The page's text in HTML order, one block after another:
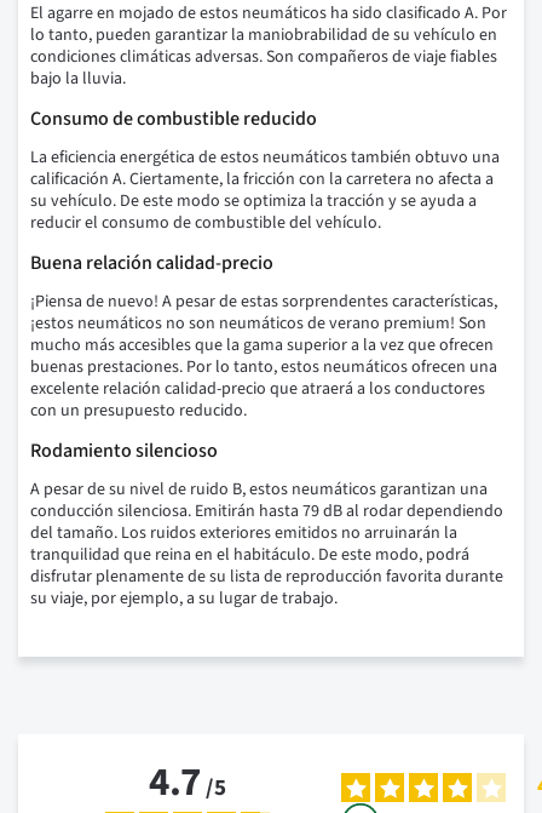
El agarre en mojado de estos neumáticos ha sido clasificado A. Por
lo tanto, pueden garantizar la maniobrabilidad de su vehículo en
condiciones climáticas adversas. Son compañeros de viaje fiables
bajo la lluvia.
Consumo de combustible reducido
La eficiencia energética de estos neumáticos también obtuvo una
calificación A. Ciertamente, la fricción con la carretera no afecta a
su vehículo. De este modo se optimiza la tracción y se ayuda a
reducir el consumo de combustible del vehículo.
Buena relación calidad-precio
¡Piensa de nuevo! A pesar de estas sorprendentes características,
¡estos neumáticos no son neumáticos de verano premium! Son
mucho más accesibles que la gama superior a la vez que ofrecen
buenas prestaciones. Por lo tanto, estos neumáticos ofrecen una
excelente relación calidad-precio que atraerá a los conductores
con un presupuesto reducido.
Rodamiento silencioso
A pesar de su nivel de ruido B, estos neumáticos garantizan una
conducción silenciosa. Emitirán hasta 79 dB al rodar dependiendo
del tamaño. Los ruidos exteriores emitidos no arruinarán la
tranquilidad que reina en el habitáculo. De este modo, podrá
disfrutar plenamente de su lista de reproducción favorita durante
su viaje, por ejemplo, a su lugar de trabajo.
4.7/5